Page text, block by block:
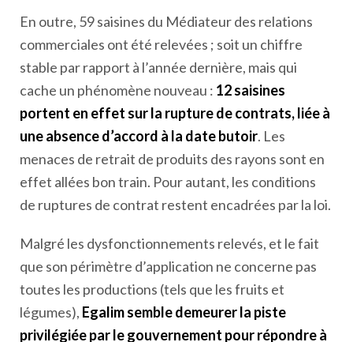
En outre, 59 saisines du Médiateur des relations
commerciales ont été relevées ; soit un chiffre
stable par rapport à l’année dernière, mais qui
cache un phénomène nouveau : 12 saisines
portent en effet sur la rupture de contrats, liée à
une absence d’accord à la date butoir. Les
menaces de retrait de produits des rayons sont en
effet allées bon train. Pour autant, les conditions
de ruptures de contrat restent encadrées par la loi.
Malgré les dysfonctionnements relevés, et le fait
que son périmètre d’application ne concerne pas
toutes les productions (tels que les fruits et
légumes), Egalim semble demeurer la piste
privilégiée par le gouvernement pour répondre à